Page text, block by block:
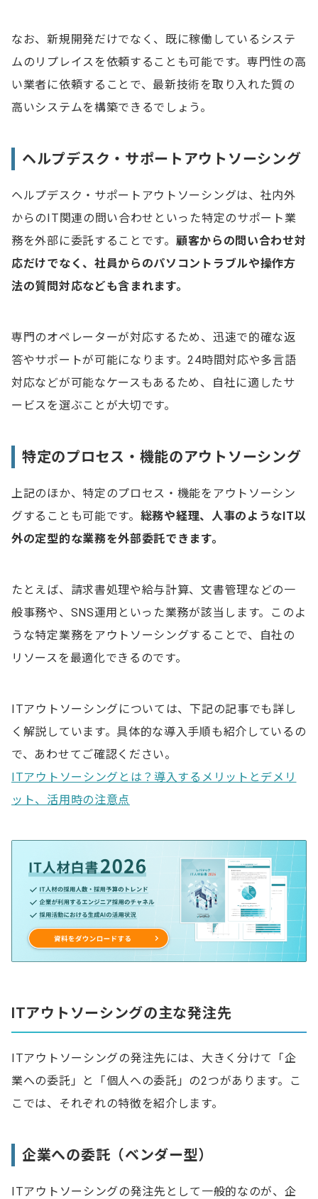
なお、新規開発だけでなく、既に稼働しているシステ
ムのリプレイスを依頼することも可能です。専門性の高
い業者に依頼することで、最新技術を取り入れた質の
高いシステムを構築できるでしょう。
ヘルプデスク・サポートアウトソーシング
ヘルプデスク・サポートアウトソーシングは、社内外
からのIT関連の問い合わせといった特定のサポート業
務を外部に委託することです。 顧客からの問い合わせ対
応だけでなく、社員からのパソコントラブルや操作方
法の質問対応なども含まれます。
専門のオペレーターが対応するため、迅速で的確な返
答やサポートが可能になります。24時間対応や多言語
対応などが可能なケースもあるため、自社に適したサ
ービスを選ぶことが大切です。
特定のプロセス・機能のアウトソーシング
上記のほか、特定のプロセス・機能をアウトソーシン
グすることも可能です。 総務や経理、人事のようなIT以
外の定型的な業務を外部委託できます。
たとえば、請求書処理や給与計算、文書管理などの一
般事務や、SNS運用といった業務が該当します。このよ
うな特定業務をアウトソーシングすることで、自社の
リソースを最適化できるのです。
ITアウトソーシングについては、下記の記事でも詳し
く解説しています。具体的な導入手順も紹介しているの
で、あわせてご確認ください。
ITアウトソーシングとは？導入するメリットとデメリ
ット、活用時の注意点
ITアウトソーシングの主な発注先
ITアウトソーシングの発注先には、大きく分けて「企
業への委託」と「個人への委託」の2つがあります。こ
こでは、それぞれの特徴を紹介します。
企業への委託（ベンダー型）
ITアウトソーシングの発注先として一般的なのが、企